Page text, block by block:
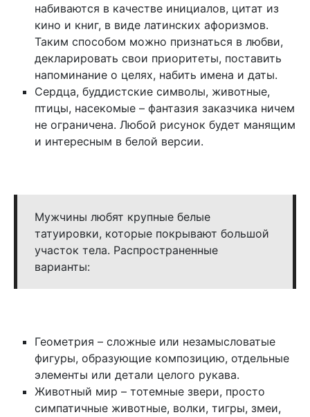
набиваются в качестве инициалов, цитат из
кино и книг, в виде латинских афоризмов.
Таким способом можно признаться в любви,
декларировать свои приоритеты, поставить
напоминание о целях, набить имена и даты.
Сердца, буддистские символы, животные,
птицы, насекомые – фантазия заказчика ничем
не ограничена. Любой рисунок будет манящим
и интересным в белой версии.
Мужчины любят крупные белые
татуировки, которые покрывают большой
участок тела. Распространенные
варианты:
Геометрия – сложные или незамысловатые
фигуры, образующие композицию, отдельные
элементы или детали целого рукава.
Животный мир – тотемные звери, просто
симпатичные животные, волки, тигры, змеи,